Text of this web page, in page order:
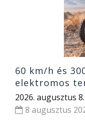
60 km/h és
elektromos
2026. augusztus 8.
8 augusztus